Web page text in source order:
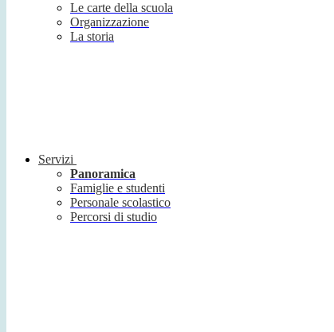
Le carte della scuola
Organizzazione
La storia
Servizi
Panoramica
Famiglie e studenti
Personale scolastico
Percorsi di studio